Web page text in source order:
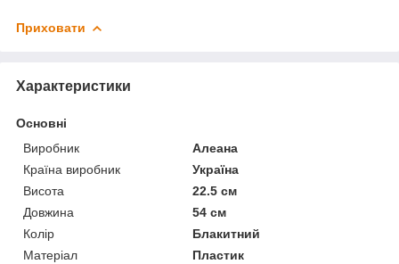
Приховати
Характеристики
Основні
Виробник
Алеана
Країна виробник
Україна
Висота
22.5 см
Довжина
54 см
Колір
Блакитний
Матеріал
Пластик